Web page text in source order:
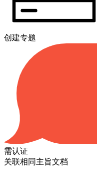
创建专题
需认证
关联相同主旨文档